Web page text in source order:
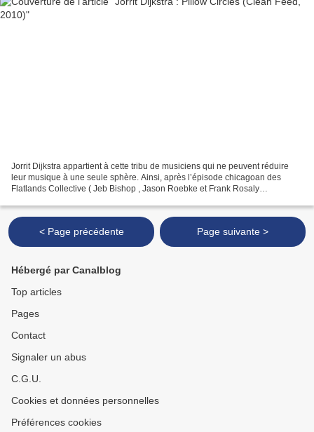
Jorrit Dijkstra appartient à cette tribu de musiciens qui ne peuvent réduire
leur musique à une seule sphère. Ainsi, après l’épisode chicagoan des
Flatlands Collective ( Jeb Bishop , Jason Roebke et Frank Rosaly
< Page précédente Page suivante >
Hébergé par Canalblog
Top articles
Pages
Contact
Signaler un abus
C.G.U.
Cookies et données personnelles
Préférences cookies